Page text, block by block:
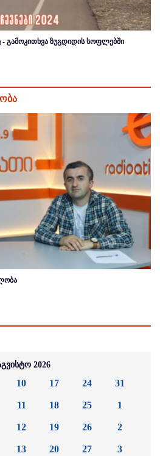
გამოკითხვა ზუგდიდის სოფლებში
2026
10
11
12
13
17
18
19
20
24
25
26
27
31
1
2
3